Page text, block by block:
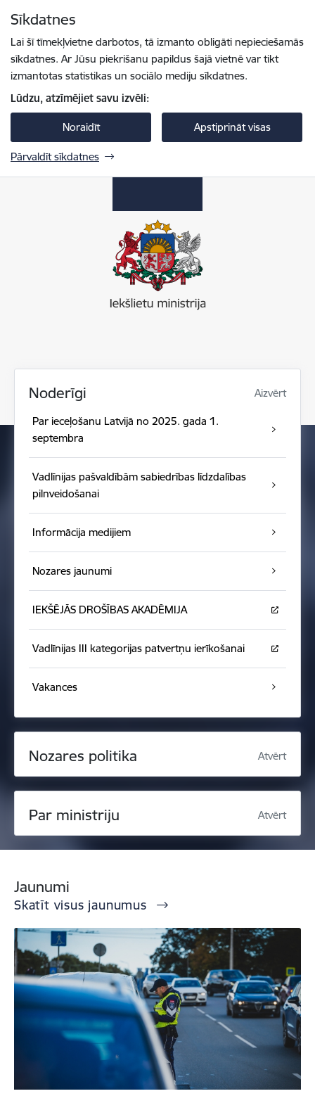
Sīkdatnes
Lai šī tīmekļvietne darbotos, tā izmanto obligāti nepieciešamās
sīkdatnes. Ar Jūsu piekrišanu papildus šajā vietnē var tikt
izmantotas statistikas un sociālo mediju sīkdatnes.
Lūdzu, atzīmējiet savu izvēli:
Noraidīt Apstiprināt visas
Pārvaldīt sīkdatnes
Noderīgi Aizvērt
Par ieceļošanu Latvijā no 2025. gada 1.
septembra
Vadlīnijas pašvaldībām sabiedrības līdzdalības
pilnveidošanai
Informācija medijiem
Nozares jaunumi
IEKŠĒJĀS DROŠĪBAS AKADĒMIJA
Vadlīnijas III kategorijas patvertņu ierīkošanai
Vakances
Nozares politika Atvērt
Par ministriju Atvērt
Jaunumi
Skatīt visus jaunumus